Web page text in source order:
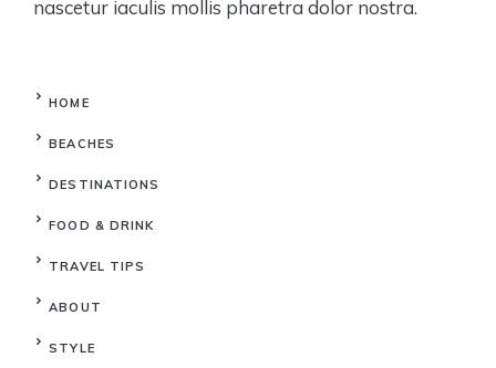
nascetur iaculis mollis pharetra dolor nostra.
HOME
BEACHES
DESTINATIONS
FOOD & DRINK
TRAVEL TIPS
ABOUT
STYLE